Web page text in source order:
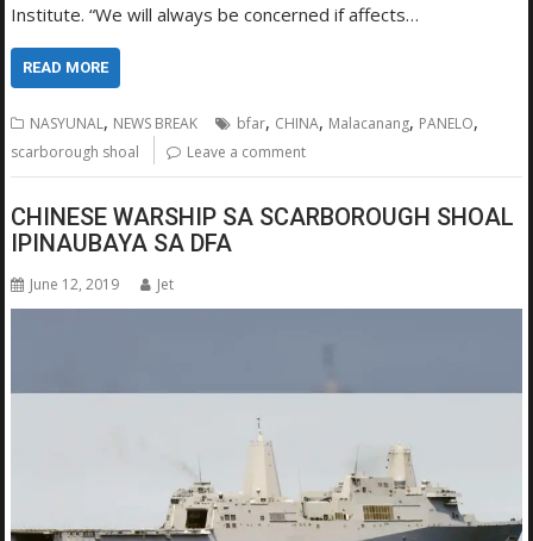
Institute. “We will always be concerned if affects…
READ MORE
NASYUNAL, NEWS BREAK bfar, CHINA, Malacanang, PANELO,
scarborough shoal Leave a comment
CHINESE WARSHIP SA SCARBOROUGH SHOAL
IPINAUBAYA SA DFA
June 12, 2019 Jet